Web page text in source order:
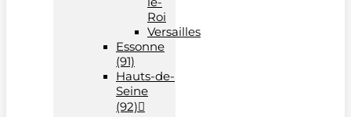
Roi
Versailles
Essonne
(91)
Hauts-de-
Seine
(92)